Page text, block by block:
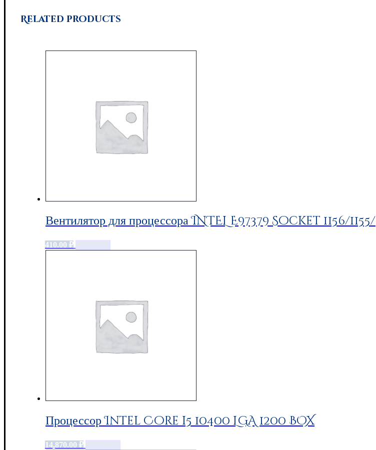
Related products
Вентилятор для процессора INTEL E97379 Socket 1156/1155/
410.00 ₽
Процессор Intel Core i5 10400 LGA 1200 BOX
14,870.00 ₽